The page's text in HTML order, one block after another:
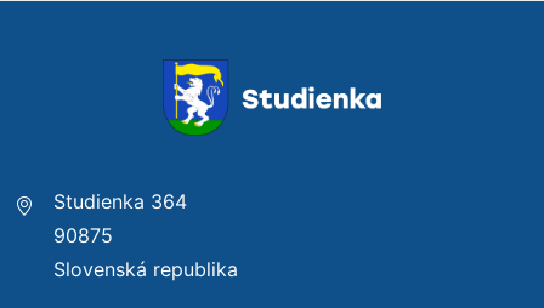
Studienka 364
90875
Slovenská republika